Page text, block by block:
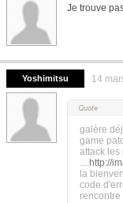
Je trouve
Yoshimitsu 14
galère
game
attack les
.... http://
la
code